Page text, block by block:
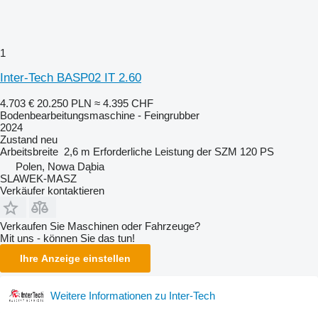
1
Inter-Tech BASP02 IT 2.60
4.703 € 20.250 PLN ≈ 4.395 CHF
Bodenbearbeitungsmaschine - Feingrubber
2024
Zustand neu
Arbeitsbreite 2,6 m Erforderliche Leistung der SZM 120 PS
Polen, Nowa Dąbia
SLAWEK-MASZ
Verkäufer kontaktieren
Verkaufen Sie Maschinen oder Fahrzeuge?
Mit uns - können Sie das tun!
Ihre Anzeige einstellen
Weitere Informationen zu Inter-Tech